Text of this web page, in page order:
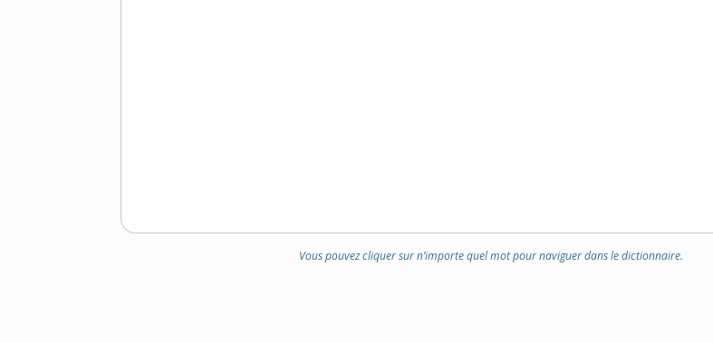
Vous pouvez cliquer sur n’importe quel mot pour naviguer dans le dictionnaire.